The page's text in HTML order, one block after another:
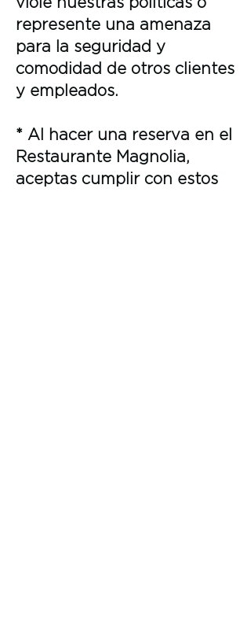
represente una amenaza
para la seguridad y
comodidad de otros clientes
y empleados.
* Al hacer una reserva en el
Restaurante Magnolia,
aceptas cumplir con estos